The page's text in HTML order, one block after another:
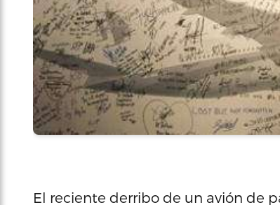
El reciente derribo de un avión de